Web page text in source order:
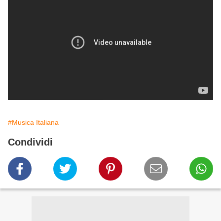
#Musica Italiana
Condividi